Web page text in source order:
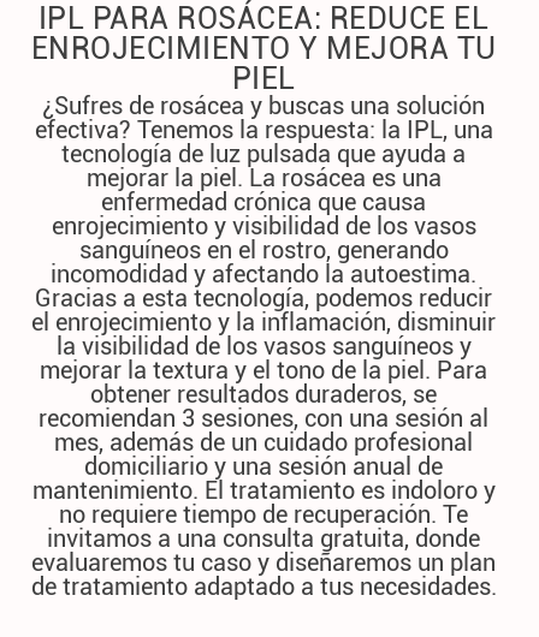
IPL PARA ROSÁCEA: REDUCE EL
ENROJECIMIENTO Y MEJORA TU
PIEL
¿Sufres de rosácea y buscas una solución
efectiva? Tenemos la respuesta: la IPL, una
tecnología de luz pulsada que ayuda a
mejorar la piel. La rosácea es una
enfermedad crónica que causa
enrojecimiento y visibilidad de los vasos
sanguíneos en el rostro, generando
incomodidad y afectando la autoestima.
Gracias a esta tecnología, podemos reducir
el enrojecimiento y la inflamación, disminuir
la visibilidad de los vasos sanguíneos y
mejorar la textura y el tono de la piel. Para
obtener resultados duraderos, se
recomiendan 3 sesiones, con una sesión al
mes, además de un cuidado profesional
domiciliario y una sesión anual de
mantenimiento. El tratamiento es indoloro y
no requiere tiempo de recuperación. Te
invitamos a una consulta gratuita, donde
evaluaremos tu caso y diseñaremos un plan
de tratamiento adaptado a tus necesidades.